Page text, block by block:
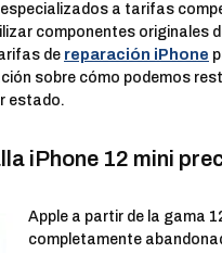
a tarifas
componentes originales
de reparación iPhone
sobre cómo podemos
estado.
iPhone 12 mini
Apple a partir de la gama
completamente